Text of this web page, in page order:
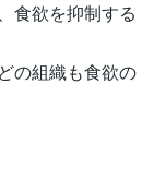
食欲を抑制する
の組織も食欲の